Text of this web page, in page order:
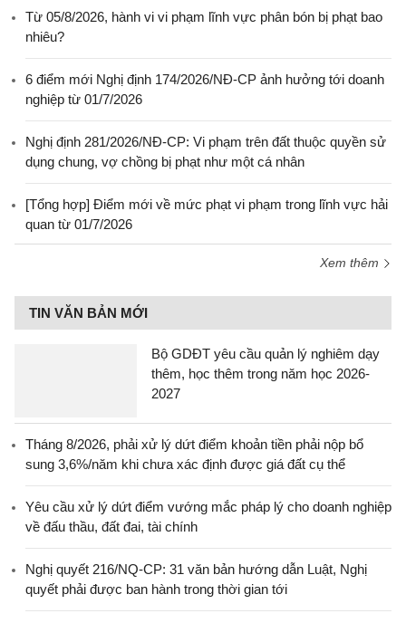
Từ 05/8/2026, hành vi vi phạm lĩnh vực phân bón bị phạt bao
nhiêu?
6 điểm mới Nghị định 174/2026/NĐ-CP ảnh hưởng tới doanh
nghiệp từ 01/7/2026
Nghị định 281/2026/NĐ-CP: Vi phạm trên đất thuộc quyền sử
dụng chung, vợ chồng bị phạt như một cá nhân
[Tổng hợp] Điểm mới về mức phạt vi phạm trong lĩnh vực hải
quan từ 01/7/2026
Xem thêm
TIN VĂN BẢN MỚI
Bộ GDĐT yêu cầu quản lý nghiêm dạy
thêm, học thêm trong năm học 2026-
2027
Tháng 8/2026, phải xử lý dứt điểm khoản tiền phải nộp bổ
sung 3,6%/năm khi chưa xác định được giá đất cụ thể
Yêu cầu xử lý dứt điểm vướng mắc pháp lý cho doanh nghiệp
về đấu thầu, đất đai, tài chính
Nghị quyết 216/NQ-CP: 31 văn bản hướng dẫn Luật, Nghị
quyết phải được ban hành trong thời gian tới